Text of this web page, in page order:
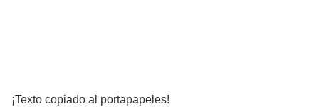
¡Texto copiado al portapapeles!